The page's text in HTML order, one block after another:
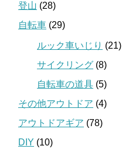
登山 (28)
自転車 (29)
ルック車いじり (21)
サイクリング (8)
自転車の道具 (5)
その他アウトドア (4)
アウトドアギア (78)
DIY (10)